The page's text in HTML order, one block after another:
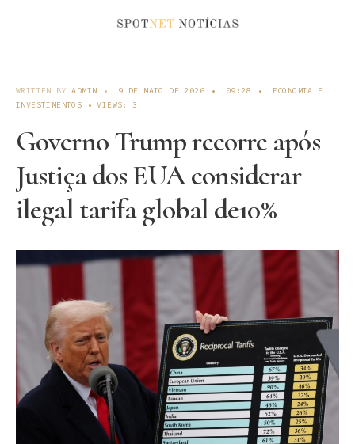
WRITTEN BYADMIN • 9 DE MAIO DE 2026 • 09:28 •
ECONOMIA E
INVESTIMENTOS
•VIEWS: 3
Governo Trump recorre após
Justiça dos EUA considerar
ilegal tarifa global de10%